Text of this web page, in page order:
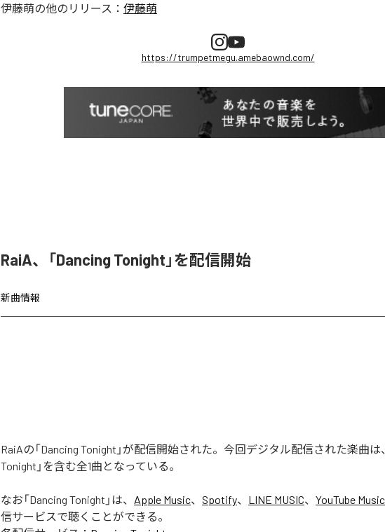
伊藤萌の他のリリース： 伊藤萌
https://trumpetmegu.amebaownd.com/
RaiA、「Dancing Tonight」を配信開始
新曲情報
RaiAの「Dancing Tonight」が配信開始された。今回デジタル配信された楽曲は
Tonight」を含む全1曲となっている。
なお「Dancing Tonight 」は、 Apple Music、 Spotify、 LINE MUSIC、 YouTube Music
信サービスで聴くことができる。